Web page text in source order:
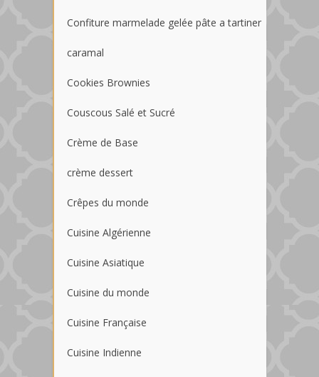
Confiture marmelade gelée pâte a tartiner
caramal
Cookies Brownies
Couscous Salé et Sucré
Crème de Base
crème dessert
Crêpes du monde
Cuisine Algérienne
Cuisine Asiatique
Cuisine du monde
Cuisine Française
Cuisine Indienne